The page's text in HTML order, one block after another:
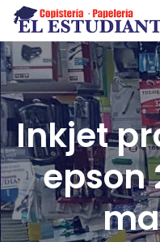
El Estudiante
Copistería
Papelería
Inkjet
epson